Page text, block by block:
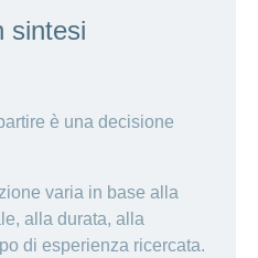
sintesi
è una decisione
varia in base alla
alla durata, alla
di esperienza ricercata.